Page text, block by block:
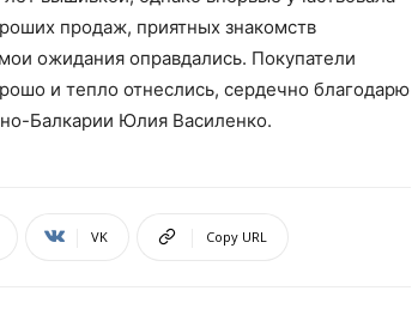
продаж, приятных знакомств
ожидания оправдались. Покупатели
и тепло отнеслись, сердечно благодарю
Балкарии Юлия Василенко.
VK Copy URL